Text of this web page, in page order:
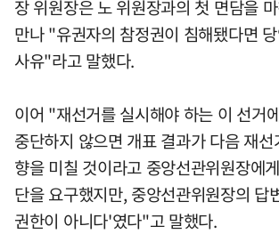
장 위원장은 노 위원장과의 첫 면담을
만나 "유권자의 참정권이 침해됐다면
사유"라고 말했다.
이어 "재선거를 실시해야 하는 이 선거
중단하지 않으면 개표 결과가 다음 재
향을 미칠 것이라고 중앙선관위원장에
단을 요구했지만, 중앙선관위원장의 답
권한이 아니다'였다"고 말했다.